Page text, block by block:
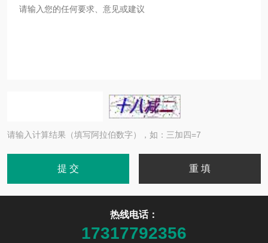
请输入计算结果（填写阿拉伯数字），如：三加四=7
热线电话：
17317792356